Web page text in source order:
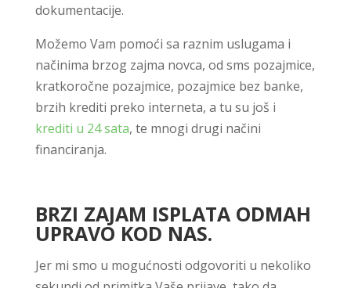
dokumentacije.
Možemo Vam pomoći sa raznim uslugama i
načinima brzog zajma novca, od sms pozajmice,
kratkoročne pozajmice, pozajmice bez banke,
brzih krediti preko interneta, a tu su još i
krediti u 24 sata, te mnogi drugi načini
financiranja.
BRZI ZAJAM ISPLATA ODMAH
UPRAVO KOD NAS.
Jer mi smo u mogućnosti odgovoriti u nekoliko